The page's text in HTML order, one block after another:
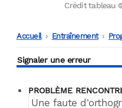
Crédit tableau
Accueil -
Entraînement -
Signaler une erreur
PROBLÈME